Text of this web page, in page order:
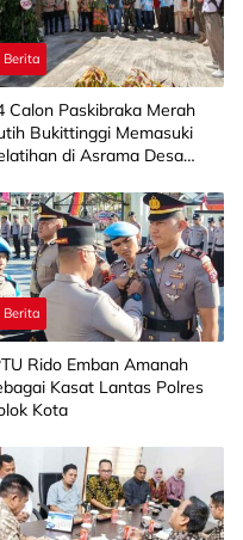
Berita
Calon Paskibraka Merah
Bukittinggi Memasuki
di Asrama Desa
Berita
Rido Emban Amanah
Kasat Lantas Polres
Kota